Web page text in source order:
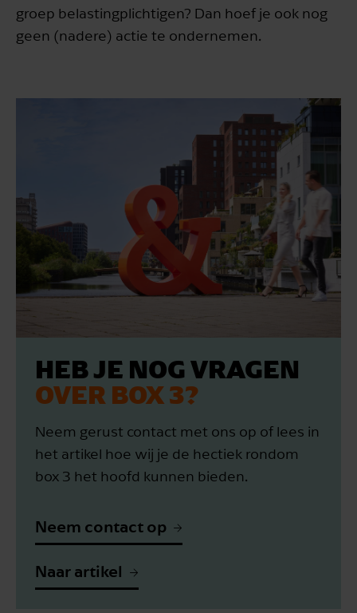
groep belastingplichtigen? Dan hoef je ook nog
geen (nadere) actie te ondernemen.
HEB JE NOG VRAGEN
OVER BOX 3?
Neem gerust contact met ons op of lees in
het artikel hoe wij je de hectiek rondom
box 3 het hoofd kunnen bieden.
Neem contact op
Naar artikel